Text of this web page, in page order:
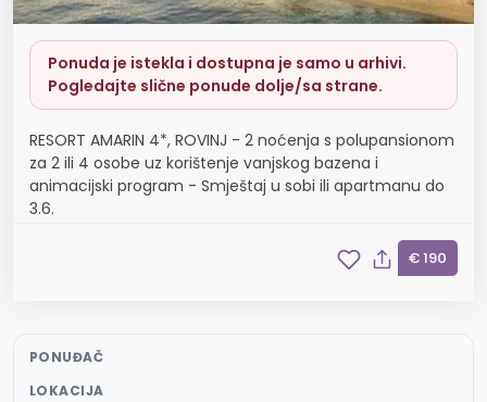
Ponuda je istekla i dostupna je samo u arhivi.
Pogledajte slične ponude dolje/sa strane.
RESORT AMARIN 4*, ROVINJ - 2 noćenja s polupansionom
za 2 ili 4 osobe uz korištenje vanjskog bazena i
animacijski program - Smještaj u sobi ili apartmanu do
3.6.
€ 190
PONUĐAČ
LOKACIJA